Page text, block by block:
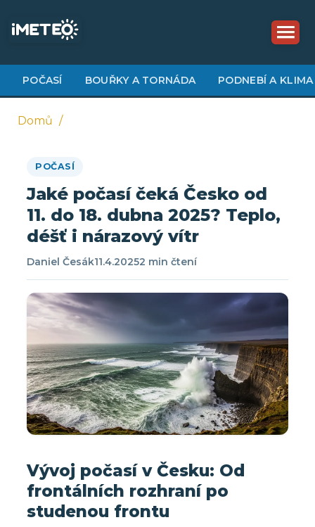
obsahu
POČASÍ BOUŘKY A TORNÁDA PODNEBÍ A KLIMA
navigace
Domů
POČASÍ
Jaké počasí čeká Česko od
11. do 18. dubna 2025? Teplo,
déšť i nárazový vítr
Daniel Česák11.4.20252 min čtení
Vývoj počasí v Česku: Od
frontálních rozhraní po
studenou frontu